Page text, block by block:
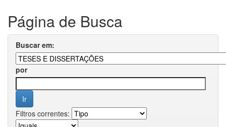
Página de Busca
Buscar em:
por
Filtros correntes: